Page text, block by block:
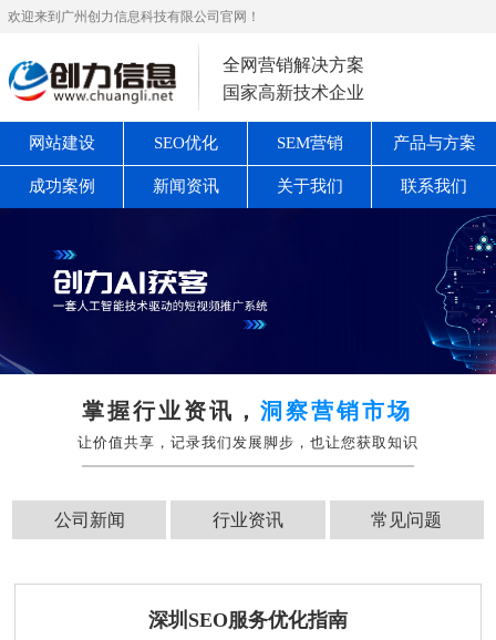
欢迎来到广州创力信息科技有限公司官网！
全网营销解决方案
国家高新技术企业
网站建设 SEO优化 SEM营销 产品与方案
成功案例 新闻资讯 关于我们 联系我们
掌握行业资讯，洞察营销市场
让价值共享，记录我们发展脚步，也让您获取知识
公司新闻 行业资讯 常见问题
深圳SEO服务优化指南